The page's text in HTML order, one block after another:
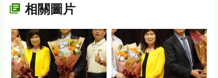
相關圖片